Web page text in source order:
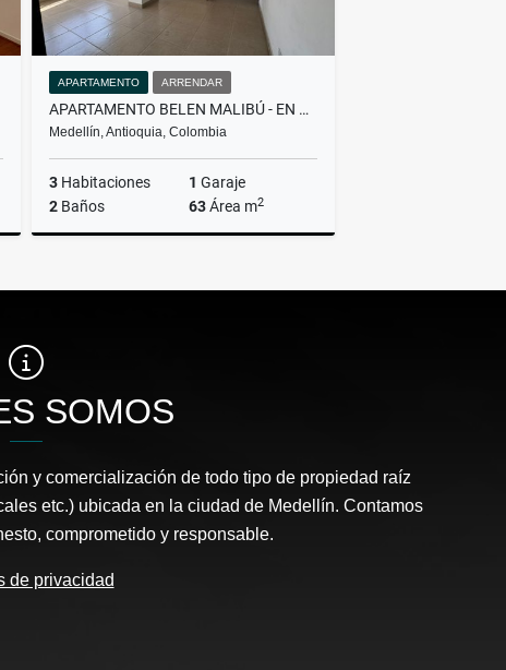
APARTAMENTO ARRENDAR
APARTAMENTO BELEN MALIBÚ - EN ARRIENDO
Medellín, Antioquia, Colombia
3 Habitaciones 1 Garaje
2 Baños 63Área m2
$2.700.000
SOMOS
y comercialización de todo tipo de propiedad raíz
etc.) ubicada en la ciudad de Medellín. Contamos
comprometido y responsable.
de privacidad